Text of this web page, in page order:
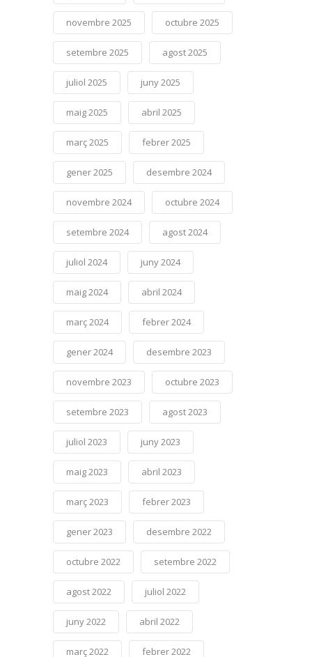
novembre 2025 octubre 2025
setembre 2025 agost 2025
juliol 2025 juny 2025
maig 2025 abril 2025
març 2025 febrer 2025
gener 2025 desembre 2024
novembre 2024 octubre 2024
setembre 2024 agost 2024
juliol 2024 juny 2024
maig 2024 abril 2024
març 2024 febrer 2024
gener 2024 desembre 2023
novembre 2023 octubre 2023
setembre 2023 agost 2023
juliol 2023 juny 2023
maig 2023 abril 2023
març 2023 febrer 2023
gener 2023 desembre 2022
octubre 2022 setembre 2022
agost 2022 juliol 2022
juny 2022 abril 2022
març 2022 febrer 2022